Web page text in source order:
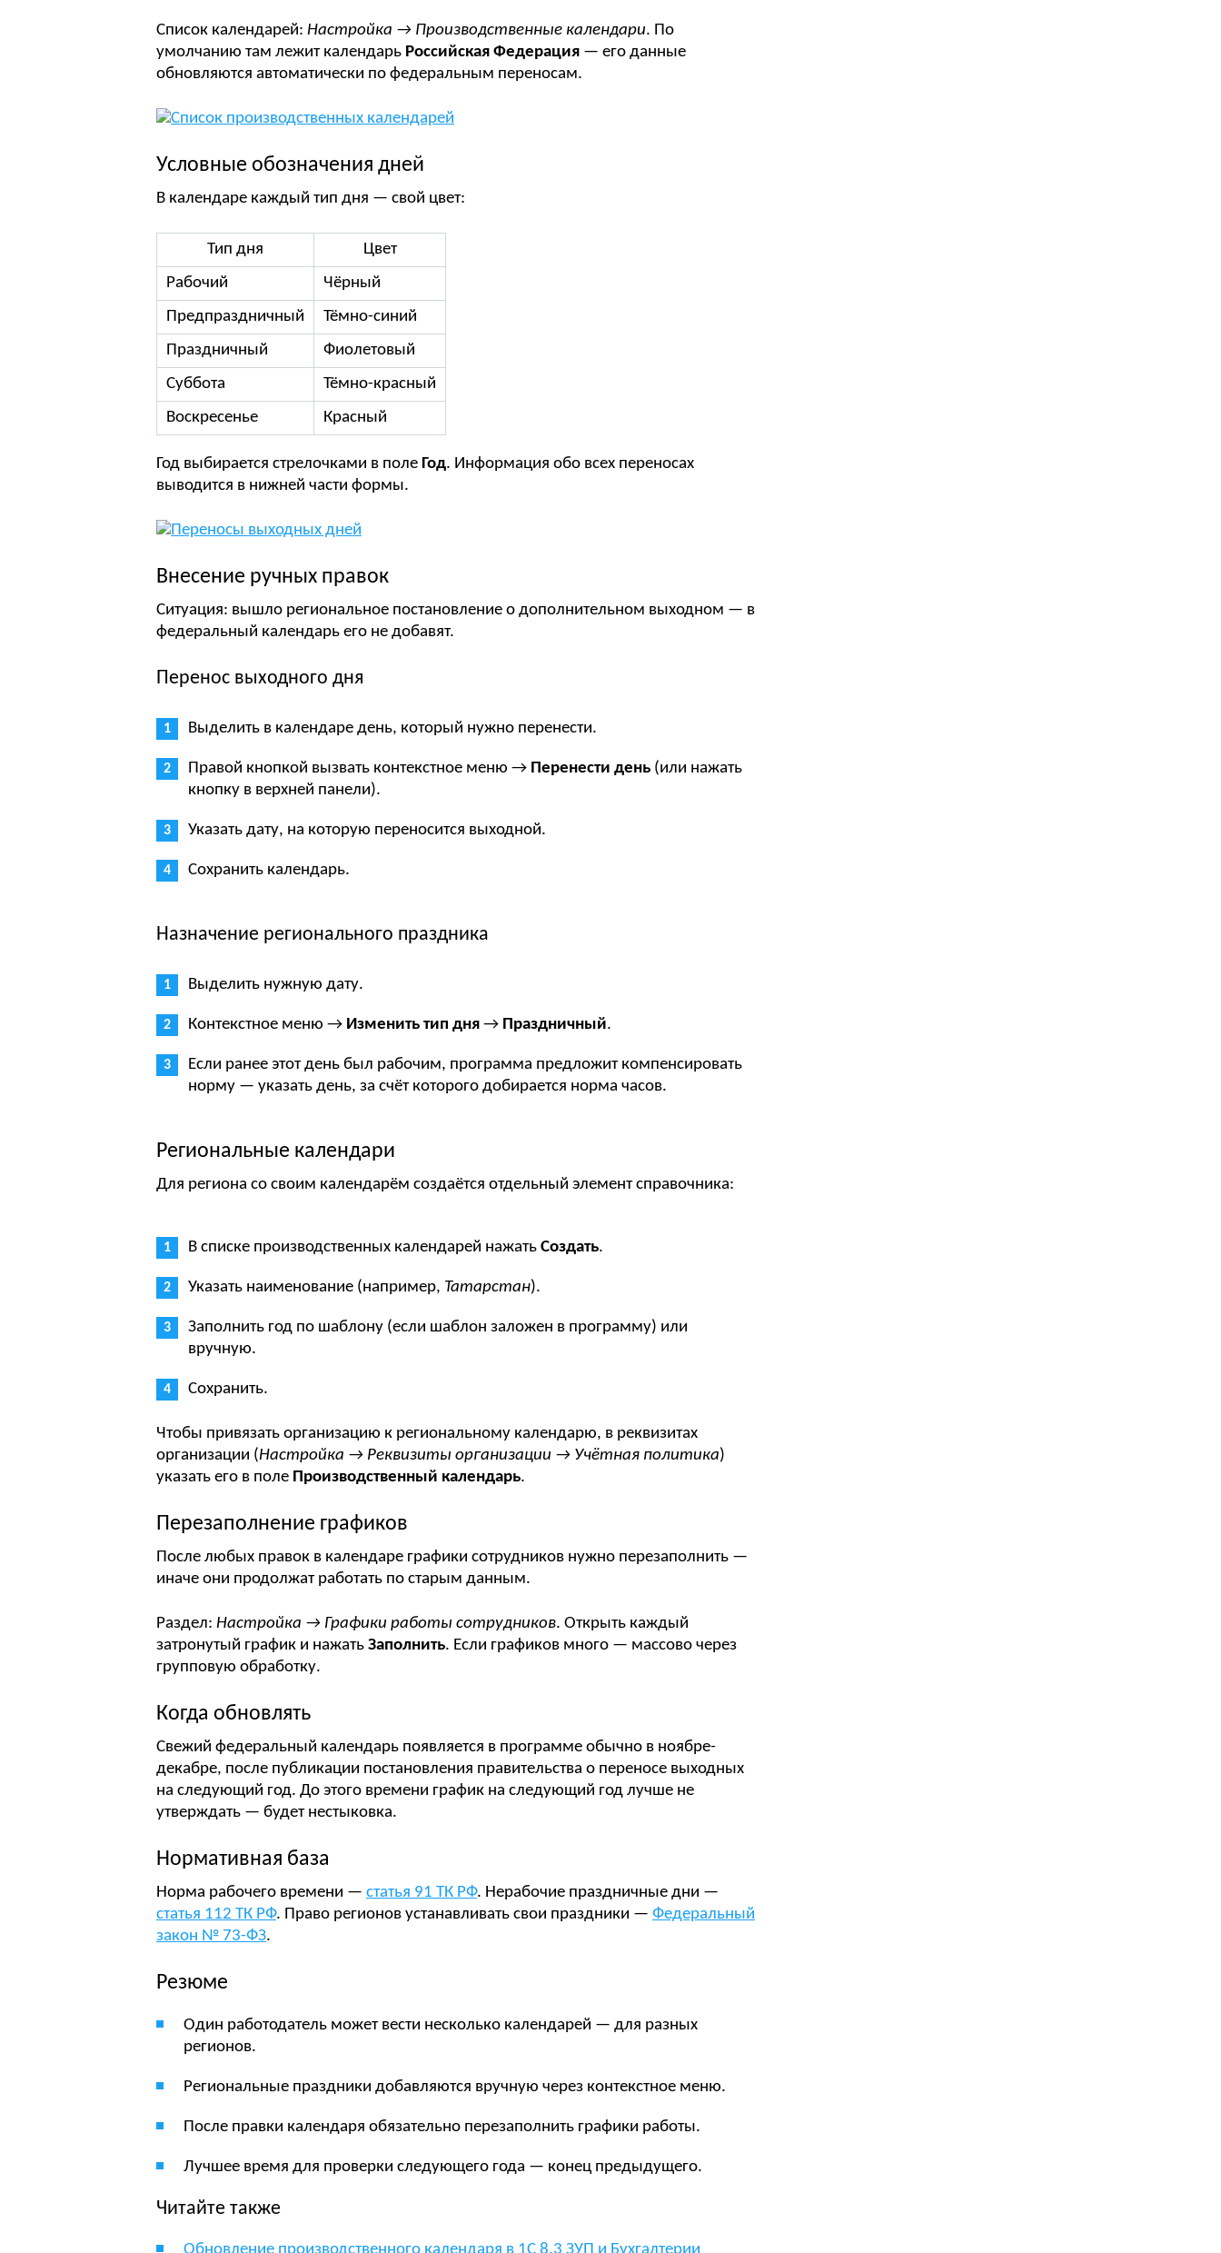
Список календарей: Настройка → Производственные календари. По
умолчанию там лежит календарь Российская Федерация — его данные
обновляются автоматически по федеральным переносам.
Условные обозначения дней
В календаре каждый тип дня — свой цвет:
Тип дня
Цвет
Рабочий
Чёрный
Предпраздничный
Тёмно-синий
Праздничный
Фиолетовый
Суббота
Тёмно-красный
Воскресенье
Красный
Год выбирается стрелочками в поле Год. Информация обо всех переносах
выводится в нижней части формы.
Внесение ручных правок
Ситуация: вышло региональное постановление о дополнительном выходном — в
федеральный календарь его не добавят.
Перенос выходного дня
Выделить в календаре день, который нужно перенести.
Правой кнопкой вызвать контекстное меню → Перенести день (или нажать
кнопку в верхней панели).
Указать дату, на которую переносится выходной.
Сохранить календарь.
Назначение регионального праздника
Выделить нужную дату.
Контекстное меню → Изменить тип дня → Праздничный.
Если ранее этот день был рабочим, программа предложит компенсировать
норму — указать день, за счёт которого добирается норма часов.
Региональные календари
Для региона со своим календарём создаётся отдельный элемент справочника:
В списке производственных календарей нажать Создать.
Указать наименование (например, Татарстан).
Заполнить год по шаблону (если шаблон заложен в программу) или
вручную.
Сохранить.
Чтобы привязать организацию к региональному календарю, в реквизитах
организации (Настройка → Реквизиты организации → Учётная политика)
указать его в поле Производственный календарь.
Перезаполнение графиков
После любых правок в календаре графики сотрудников нужно перезаполнить —
иначе они продолжат работать по старым данным.
Раздел: Настройка → Графики работы сотрудников. Открыть каждый
затронутый график и нажать Заполнить. Если графиков много — массово через
групповую обработку.
Когда обновлять
Свежий федеральный календарь появляется в программе обычно в ноябре-
декабре, после публикации постановления правительства о переносе выходных
на следующий год. До этого времени график на следующий год лучше не
утверждать — будет нестыковка.
Нормативная база
Норма рабочего времени — статья 91 ТК РФ. Нерабочие праздничные дни —
статья 112 ТК РФ. Право регионов устанавливать свои праздники — Федеральный
закон № 73-ФЗ.
Резюме
Один работодатель может вести несколько календарей — для разных
регионов.
Региональные праздники добавляются вручную через контекстное меню.
После правки календаря обязательно перезаполнить графики работы.
Лучшее время для проверки следующего года — конец предыдущего.
Читайте также